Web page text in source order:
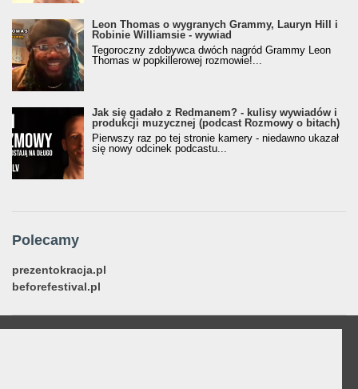
Leon Thomas o wygranych Grammy, Lauryn Hill i
Robinie Williamsie - wywiad
Tegoroczny zdobywca dwóch nagród Grammy Leon
Thomas w popkillerowej rozmowie!...
Jak się gadało z Redmanem? - kulisy wywiadów i
produkcji muzycznej (podcast Rozmowy o bitach)
Pierwszy raz po tej stronie kamery - niedawno ukazał
się nowy odcinek podcastu...
Polecamy
prezentokracja.pl
beforefestival.pl